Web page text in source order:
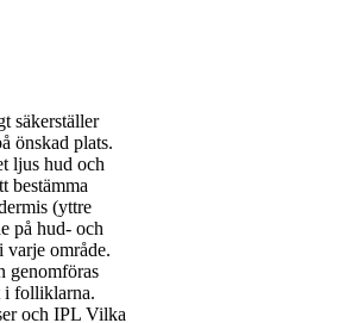
säkerställer
önskad plats.
ljus hud och
bestämma
(yttre
på hud- och
varje område.
genomföras
i folliklarna.
och IPL Vilka